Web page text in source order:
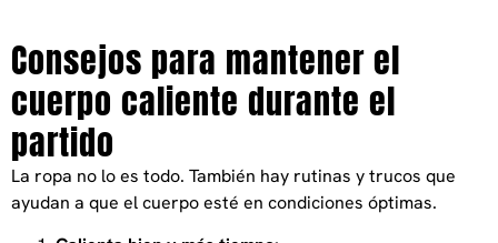
Consejos para mantener el
cuerpo caliente durante el
partido
La ropa no lo es todo. También hay rutinas y trucos que
ayudan a que el cuerpo esté en condiciones óptimas.